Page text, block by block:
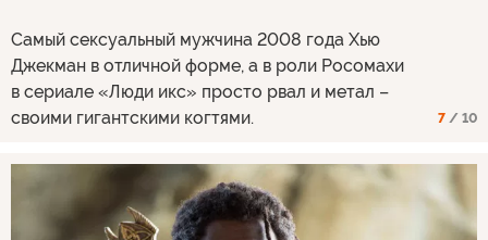
Самый сексуальный мужчина 2008 года Хью
Джекман в отличной форме, а в роли Росомахи
в сериале «Люди икс» просто рвал и метал –
своими гигантскими когтями.
7 / 10